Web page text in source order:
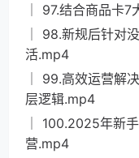
│ 97.结合商品卡
│ 98.新规后针对
活.mp4
│ 99.高效运营解
层逻辑.mp4
│ 100.2025年新
营.mp4